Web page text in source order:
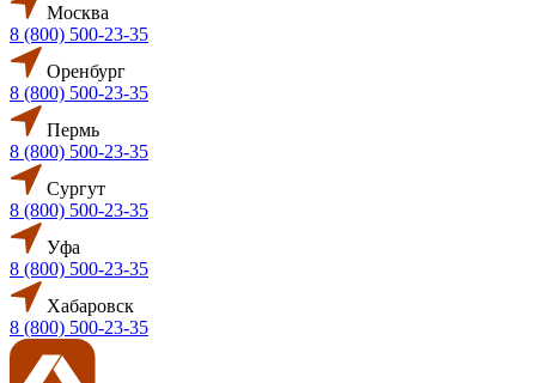
Москва
8 (800) 500-23-35
Оренбург
8 (800) 500-23-35
Пермь
8 (800) 500-23-35
Сургут
8 (800) 500-23-35
Уфа
8 (800) 500-23-35
Хабаровск
8 (800) 500-23-35